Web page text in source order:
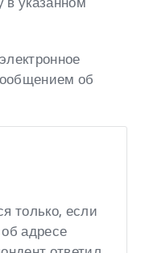
об
только, если
адресе